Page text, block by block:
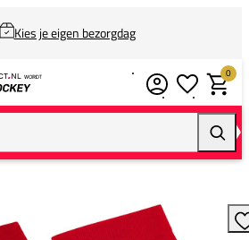
Kies je eigen bezorgdag
0